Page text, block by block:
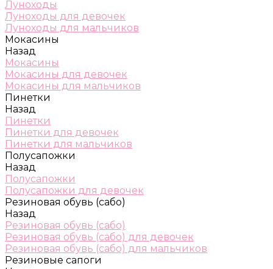
Луноходы
Луноходы для девочек
Луноходы для мальчиков
Мокасины
Назад
Мокасины
Мокасины для девочек
Мокасины для мальчиков
Пинетки
Назад
Пинетки
Пинетки для девочек
Пинетки для мальчиков
Полусапожки
Назад
Полусапожки
Полусапожки для девочек
Резиновая обувь (сабо)
Назад
Резиновая обувь (сабо)
Резиновая обувь (сабо) для девочек
Резиновая обувь (сабо) для мальчиков
Резиновые сапоги